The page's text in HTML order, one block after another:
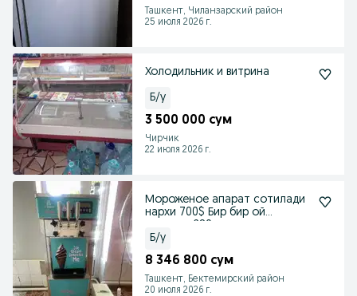
Ташкент, Чиланзарский район
25 июля 2026 г.
Холодильник и витрина
Б/у
3 500 000 сум
Чирчик
22 июля 2026 г.
Мороженое апарат сотилади
нархи 700$ Бир бир ой
Б/у
8 346 800 сум
Ташкент, Бектемирский район
20 июля 2026 г.